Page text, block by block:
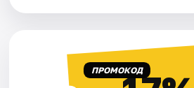
ПРОМОКОД